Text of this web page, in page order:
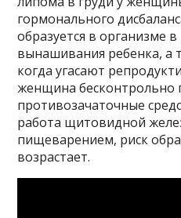
гормонального
образуется в организме
вынашивания ребенка, а
когда угасают
женщина бесконтрольно
противозачаточные
работа щитовидной
пищеварением, риск
возрастает.